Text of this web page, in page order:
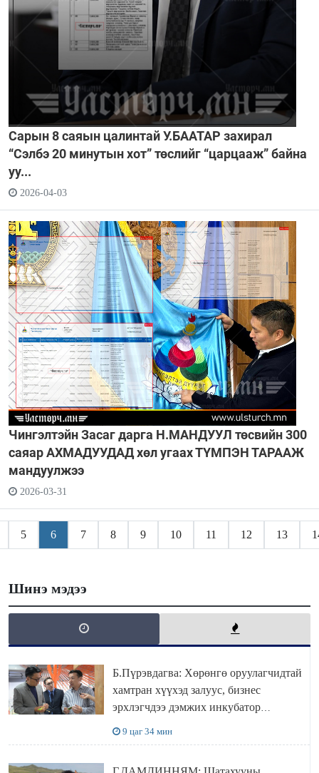
Сарын 8 саяын цалинтай У.БААТАР захирал
“Сэлбэ 20 минутын хот” төслийг “царцааж” байна
уу...
2026-04-03
Чингэлтэйн Засаг дарга Н.МАНДУУЛ төсвийн 300
саяар АХМАДУУДАД хөл угаах ТҮМПЭН ТАРААЖ
мандуулжээ
2026-03-31
5 6 7 8 9 10 11 12 13
Шинэ мэдээ
Б.Пүрэвдагва: Хөрөнгө оруулагчидтай
хамтран хүүхэд залуус, бизнес
эрхлэгчдээ дэмжих инкубатор
төвүүдийг хотын захын хорооллуудад
байгуулна
9 цаг 34 мин